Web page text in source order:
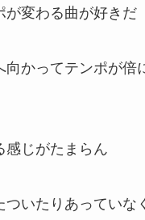
が変わる曲が好きだ
向かってテンポが倍
感じがたまらん
ついたりあっていな